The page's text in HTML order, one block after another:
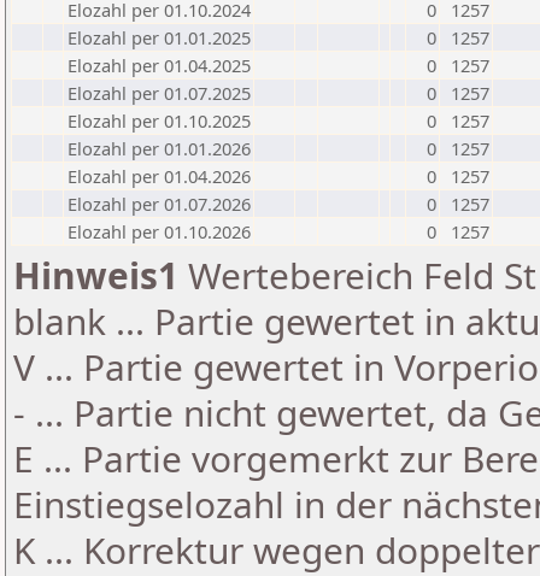
Elozahl per 01.10.2024
0
1257
Elozahl per 01.01.2025
0
1257
Elozahl per 01.04.2025
0
1257
Elozahl per 01.07.2025
0
1257
Elozahl per 01.10.2025
0
1257
Elozahl per 01.01.2026
0
1257
Elozahl per 01.04.2026
0
1257
Elozahl per 01.07.2026
0
1257
Elozahl per 01.10.2026
0 1257
Hinweis1 Wertebereich Feld
blank ... Partie gewertet in
V ... Partie gewertet in
- ... Partie nicht gewertet, da
E ... Partie vorgemerkt zur
Einstiegselozahl in der
K ... Korrektur wegen